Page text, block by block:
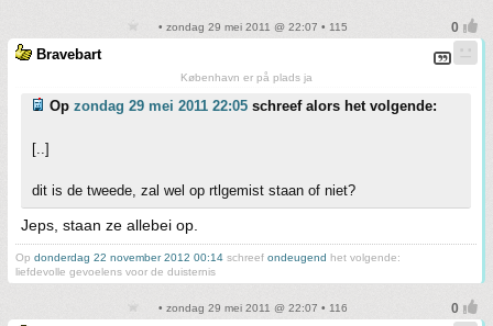
• zondag 29 mei 2011 @ 22:07 • 115
Bravebart
København er på plads ja
Op zondag 29 mei 2011 22:05 schreef alors het volgende:
[..]
dit is de tweede, zal wel op rtlgemist staan of niet?
Jeps, staan ze allebei op.
Op donderdag 22 november 2012 00:14 schreef ondeugend het volgende:
liefdevolle gevoelens voor de duisternis
• zondag 29 mei 2011 @ 22:07 • 116